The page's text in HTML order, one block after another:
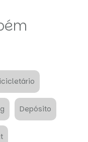
Depósito